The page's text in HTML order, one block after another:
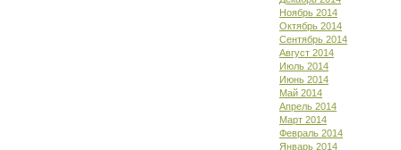
Ноябрь 2014
Октябрь 2014
Сентябрь 2014
Август 2014
Июль 2014
Июнь 2014
Май 2014
Апрель 2014
Март 2014
Февраль 2014
Январь 2014